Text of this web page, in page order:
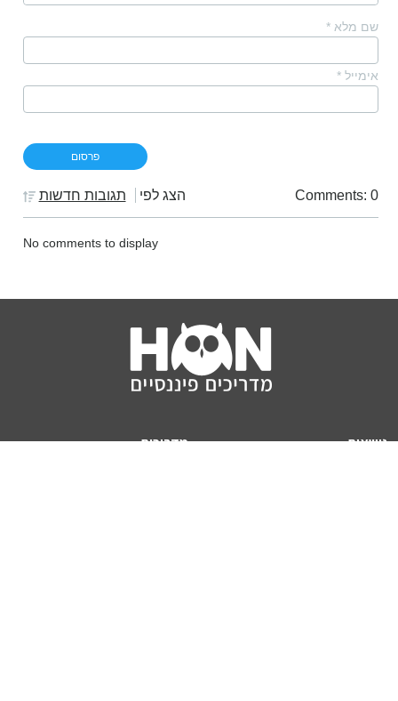
שם מלא *
אימייל *
Comments: 0 הצג לפי תגובות חדשות
No comments to display
נושאים
מדריכים